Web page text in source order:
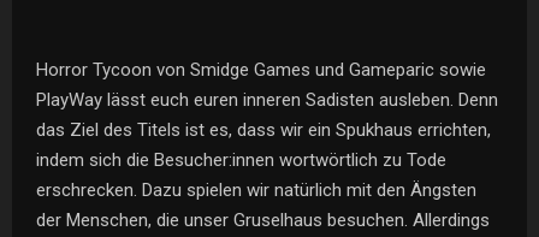
Horror Tycoon von Smidge Games und Gameparic sowie
PlayWay lässt euch euren inneren Sadisten ausleben. Denn
das Ziel des Titels ist es, dass wir ein Spukhaus errichten,
indem sich die Besucher:innen wortwörtlich zu Tode
erschrecken. Dazu spielen wir natürlich mit den Ängsten
der Menschen, die unser Gruselhaus besuchen. Allerdings